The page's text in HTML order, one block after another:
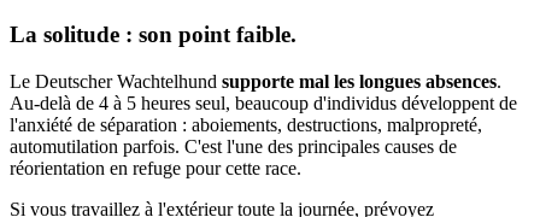
La solitude : son point faible.
Le Deutscher Wachtelhund supporte mal les longues absences.
Au-delà de 4 à 5 heures seul, beaucoup d'individus développent de
l'anxiété de séparation : aboiements, destructions, malpropreté,
automutilation parfois. C'est l'une des principales causes de
réorientation en refuge pour cette race.
Si vous travaillez à l'extérieur toute la journée, prévoyez